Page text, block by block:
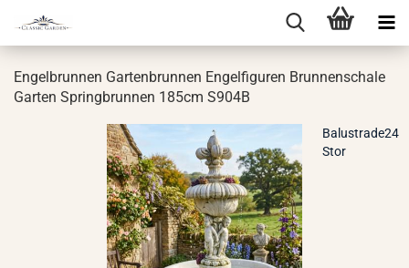
En­gel­brun­nen Gar­ten­brun­nen En­gel­fi­gu­ren Brun­nen­scha­le
Gar­ten Spring­brun­nen 185cm S904B
Balustrade24
Stor